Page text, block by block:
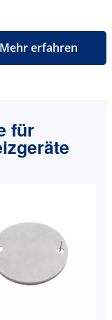
Mehr erfahren
für